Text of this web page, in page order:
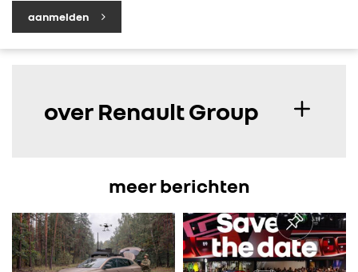
IN DE MEDIA
aanmelden
over Renault Group
meer berichten